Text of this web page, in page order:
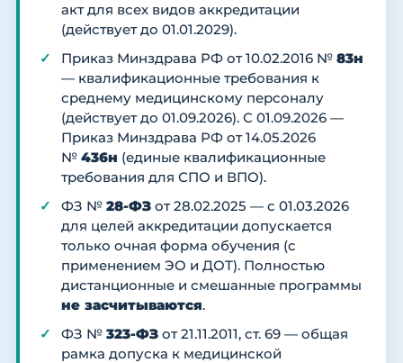
акт для всех видов аккредитации
(действует до 01.01.2029).
Приказ Минздрава РФ от 10.02.2016 № 83н
— квалификационные требования к
среднему медицинскому персоналу
(действует до 01.09.2026). С 01.09.2026 —
Приказ Минздрава РФ от 14.05.2026
№ 436н (единые квалификационные
требования для СПО и ВПО).
ФЗ № 28-ФЗ от 28.02.2025 — с 01.03.2026
для целей аккредитации допускается
только очная форма обучения (с
применением ЭО и ДОТ). Полностью
дистанционные и смешанные программы
не засчитываются.
ФЗ № 323-ФЗ от 21.11.2011, ст. 69 — общая
рамка допуска к медицинской